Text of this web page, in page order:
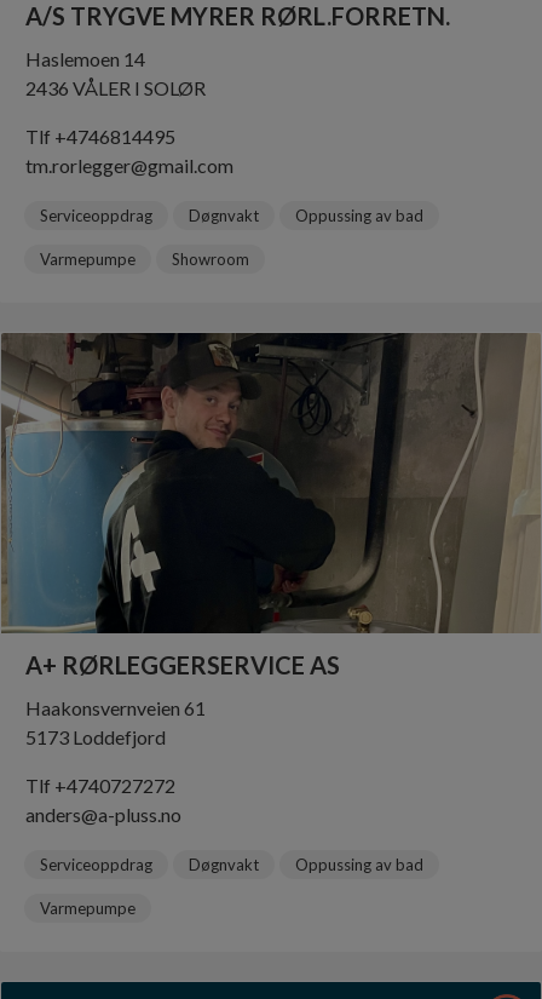
A/S TRYGVE MYRER RØRL.FORRETN.
Haslemoen 14
2436 VÅLER I SOLØR
Tlf +4746814495
tm.rorlegger@gmail.com
Oppussing av bad
Døgnvakt
Serviceoppdrag
Showroom
Varmepumpe
A+ RØRLEGGERSERVICE AS
Haakonsvernveien 61
5173 Loddefjord
Tlf +4740727272
anders@a-pluss.no
Oppussing av bad
Døgnvakt
Serviceoppdrag
Varmepumpe